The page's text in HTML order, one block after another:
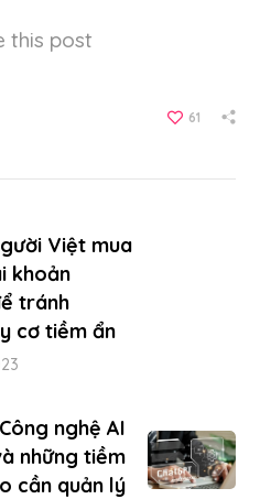
this post
61
Việt mua
khoản
tránh
cơ tiềm ẩn
nghệ AI
những tiềm
cần quản lý